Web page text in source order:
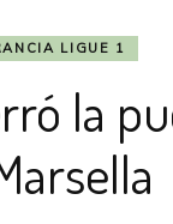
LIGUE 1
la